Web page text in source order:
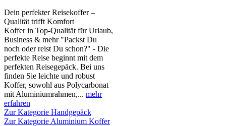
Dein perfekter Reisekoffer –
Qualität trifft Komfort
Koffer in Top-Qualität für Urlaub,
Business & mehr "Packst Du
noch oder reist Du schon?" - Die
perfekte Reise beginnt mit dem
perfekten Reisegepäck. Bei uns
finden Sie leichte und robust
Koffer, sowohl aus Polycarbonat
mit Aluminiumrahmen,... mehr
erfahren
Zur Kategorie Handgepäck
Zur Kategorie Aluminium Koffer